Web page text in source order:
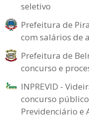
seletivo
Prefeitura de
com salários de
Prefeitura de
concurso e
INPREVID -
concurso
Previdenciário e